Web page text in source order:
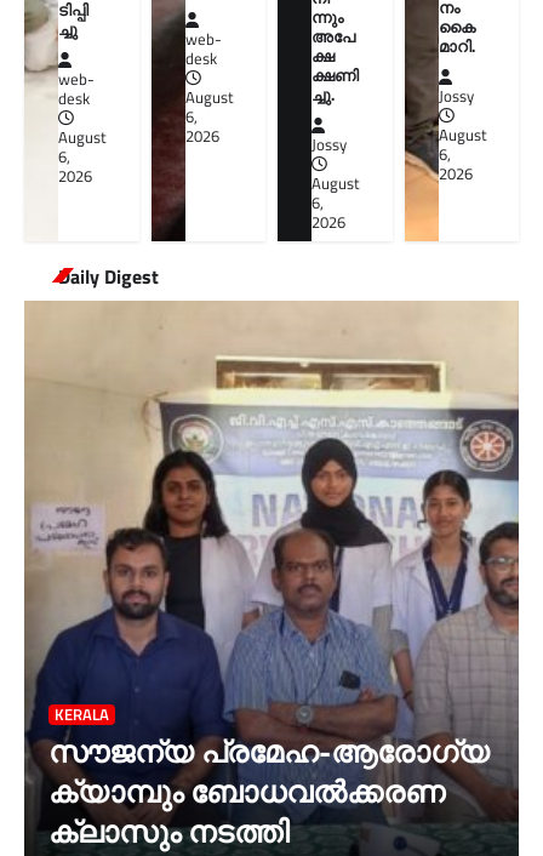
ടിപ്പി
ച്ചു
web-
desk
August
6,
2026
web-
desk
August
6,
2026
ന്നും
അപേ
ക്ഷ
ക്ഷണി
ച്ചു.
Jossy
August
6,
2026
നം
കൈ
മാറി.
Jossy
August
6,
2026
Daily Digest
KERALA
സൗജന്യ പ്രമേഹ-ആരോഗ്യ
ക്യാമ്പും ബോധവൽക്കരണ
ക്ലാസും നടത്തി